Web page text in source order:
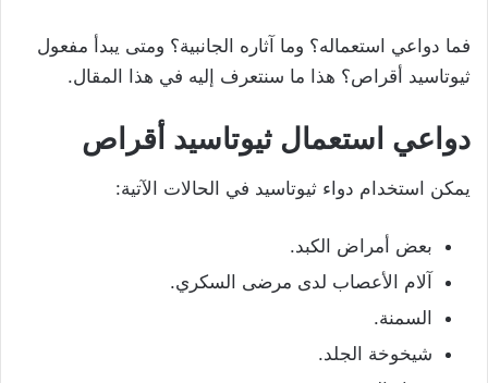
فما دواعي استعماله؟ وما آثاره الجانبية؟ ومتى يبدأ مفعول
ثيوتاسيد أقراص؟ هذا ما سنتعرف إليه في هذا المقال.
دواعي استعمال ثيوتاسيد أقراص
يمكن استخدام دواء ثيوتاسيد في الحالات الآتية:
بعض أمراض الكبد.
آلام الأعصاب لدى مرضى السكري.
السمنة.
شيخوخة الجلد.